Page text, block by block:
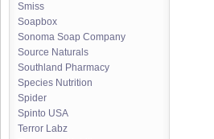
Smiss
Soapbox
Sonoma Soap Company
Source Naturals
Southland Pharmacy
Species Nutrition
Spider
Spinto USA
Terror Labz